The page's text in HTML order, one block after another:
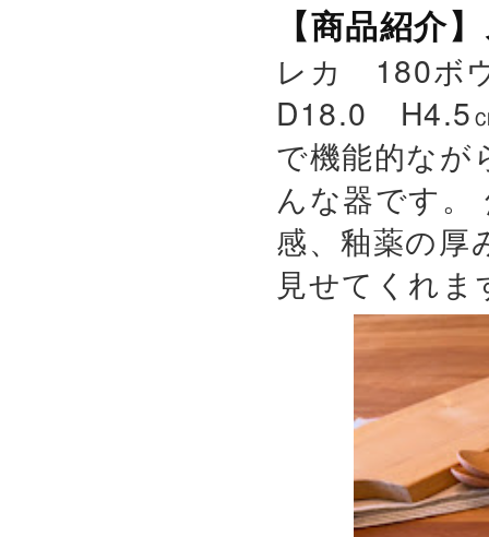
【商品紹介
レカ 180
D18.0 H4.5
で機能的なが
んな器です
感、釉薬の厚
見せてくれ